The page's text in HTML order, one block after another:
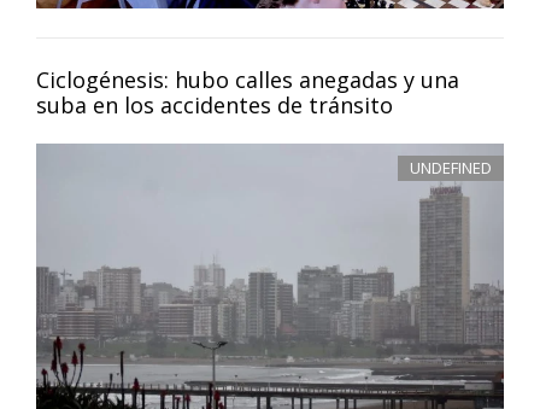
Ciclogénesis: hubo calles anegadas y una
suba en los accidentes de tránsito
UNDEFINED